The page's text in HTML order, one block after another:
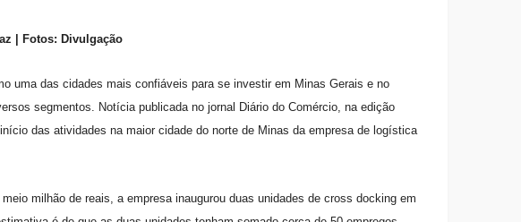
| Fotos: Divulgação
uma das cidades mais confiáveis para se investir em Minas Gerais e no
segmentos. Notícia publicada no jornal Diário do Comércio, na edição
das atividades na maior cidade do norte de Minas da empresa de logística
milhão de reais, a empresa inaugurou duas unidades de cross docking em